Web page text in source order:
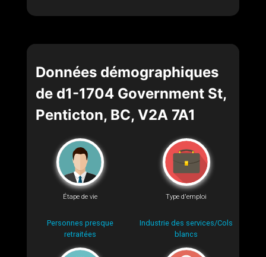
Données démographiques
de d1-1704 Government St,
Penticton, BC, V2A 7A1
Étape de vie
Personnes presque
retraitées
Type d'emploi
Industrie des services/Cols
blancs